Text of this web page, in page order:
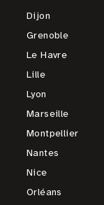
Dijon
Grenoble
Le Havre
Lille
Lyon
Marseille
Montpellier
Nantes
Nice
Orléans